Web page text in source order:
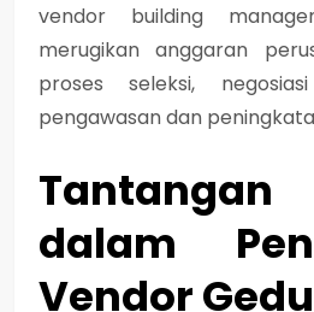
vendor building
merugikan anggaran
proses seleksi,
pengawasan dan
dalam
Vendor